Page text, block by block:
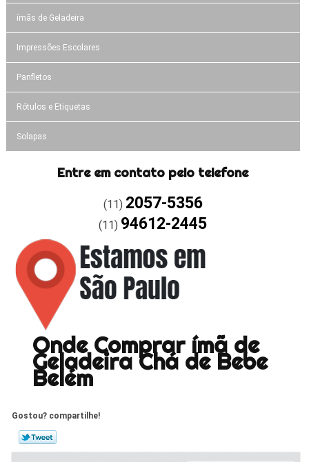
ímãs de Geladeira
Impressões Escolares
Panfletos
Rótulos e Etiquetas
Solapas
Entre em contato pelo telefone
(11) 2057-5356
(11) 94612-2445
Onde Comprar ímã de
Geladeira Chá de Bebe
Belém
Gostou? compartilhe!